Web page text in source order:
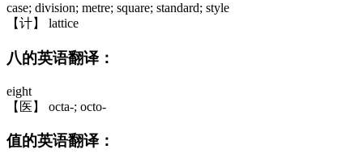
case; division; metre; square; standard; style
【计】 lattice
八的英语翻译：
eight
【医】 octa-; octo-
值的英语翻译：